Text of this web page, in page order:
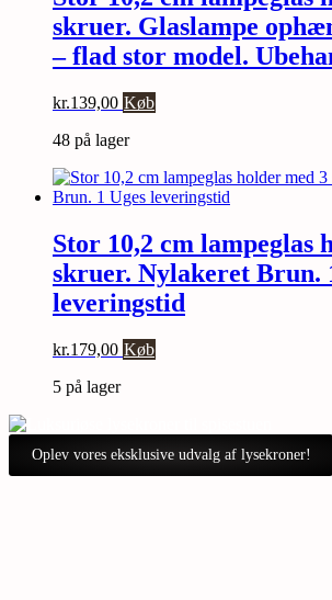
skruer. Glaslampe
– flad stor model.
kr.139,00 Køb
48 på lager
Stor 10,2 cm lampeglas
skruer. Nylakeret Brun.
leveringstid
kr.179,00 Køb
5 på lager
Oplev vores eksklusive udvalg af lysekroner!